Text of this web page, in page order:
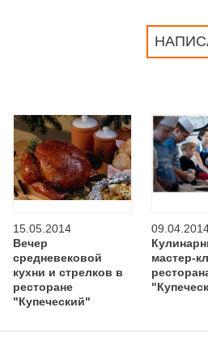
15.05.2014
Вечер
средневековой
кухни и стрелков в
ресторане
"Купеческий"
мастер-